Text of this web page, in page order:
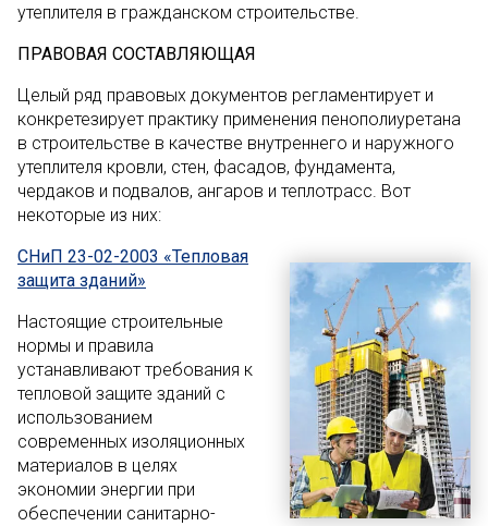
утеплителя в гражданском строительстве.
ПРАВОВАЯ СОСТАВЛЯЮЩАЯ
Целый ряд правовых документов регламентирует и
конкретезирует практику применения пенополиуретана
в строительстве в качестве внутреннего и наружного
утеплителя кровли, стен, фасадов, фундамента,
чердаков и подвалов, ангаров и теплотрасс. Вот
некоторые из них:
СНиП 23-02-2003 «Тепловая
защита зданий»
Настоящие строительные
нормы и правила
устанавливают требования к
тепловой защите зданий с
использованием
современных изоляционных
материалов в целях
экономии энергии при
обеспечении санитарно-